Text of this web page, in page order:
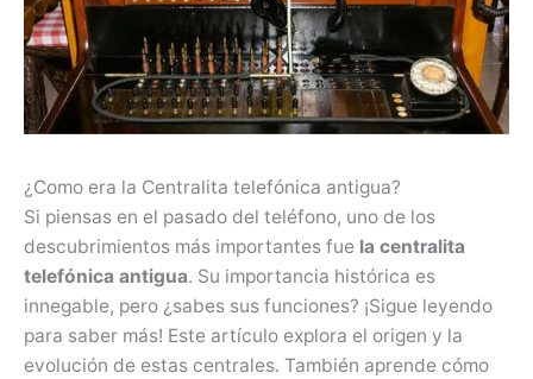
¿Como era la Centralita telefónica antigua?
Si piensas en el pasado del teléfono, uno de los
descubrimientos más importantes fue la centralita
telefónica antigua. Su importancia histórica es
innegable, pero ¿sabes sus funciones? ¡Sigue leyendo
para saber más! Este artículo explora el origen y la
evolución de estas centrales. También aprende cómo